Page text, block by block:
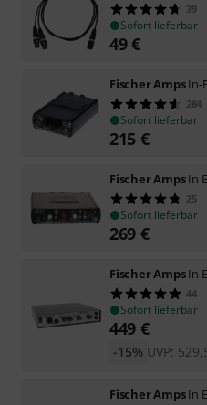
39
Sofort lieferbar
49€
Fischer AmpsIn-
284
Sofort lieferbar
215 €
Fischer AmpsIn
25
Sofort lieferbar
269 €
Fischer AmpsIn
44
Sofort lieferbar
449 €
UVP:
-15%
Fischer AmpsIn